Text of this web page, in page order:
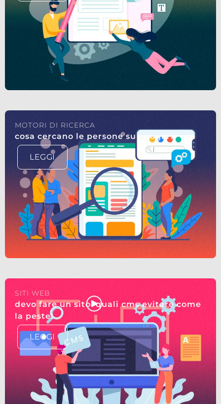
MOTORI DI RICERCA
cosa cercano le persone su google?
LEGGI
SITI WEB
devo fare un sito! quali cms evitare come
la peste!
LEGGI